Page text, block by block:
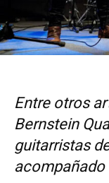
Entre otros
Bernstein
guitarristas
acompañado